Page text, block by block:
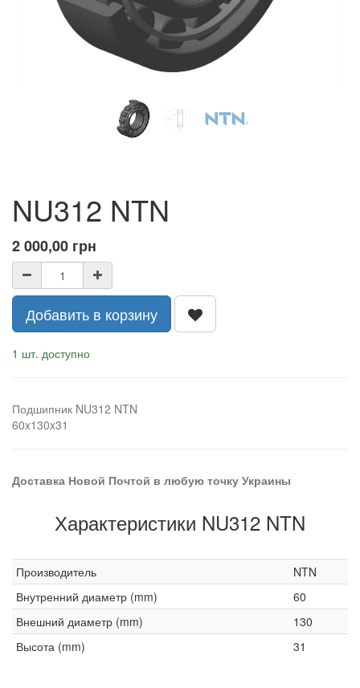
NU312 NTN
2 000,00 грн
Добавить в корзину
1 шт. доступно
Подшипник NU312 NTN
60x130x31
Доставка Новой Почтой в любую точку Украины
Характеристики NU312 NTN
Производитель
NTN
Внутренний диаметр (mm)
60
Внешний диаметр (mm)
130
Высота (mm)
31